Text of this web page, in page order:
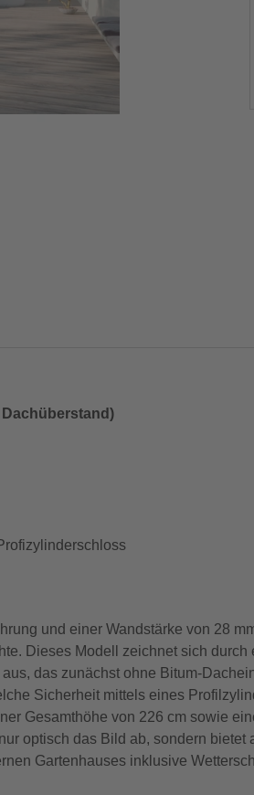
Dachüberstand)
und einer Wandstärke von 28
Dieses Modell zeichnet sich durch
das zunächst ohne Bitum-
Sicherheit mittels eines
Gesamthöhe von 226 cm sowie
optisch das Bild ab, sondern bietet
Gartenhauses inklusive